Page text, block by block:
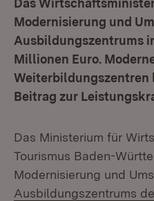
Das
Modernisierung und
Ausbildungszentrums
Millionen Euro.
Weiterbildungszentren
Beitrag zur
Das Ministerium für
Tourismus Baden-
Modernisierung und
Ausbildungszentrums